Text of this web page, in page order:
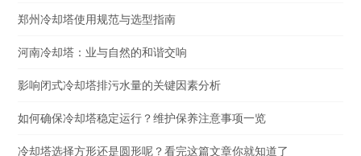
郑州冷却塔使用规范与选型指南
河南冷却塔：业与自然的和谐交响
影响闭式冷却塔排污水量的关键因素分析
如何确保冷却塔稳定运行？维护保养注意事项一览
冷却塔选择方形还是圆形呢？看完这篇文章你就知道了